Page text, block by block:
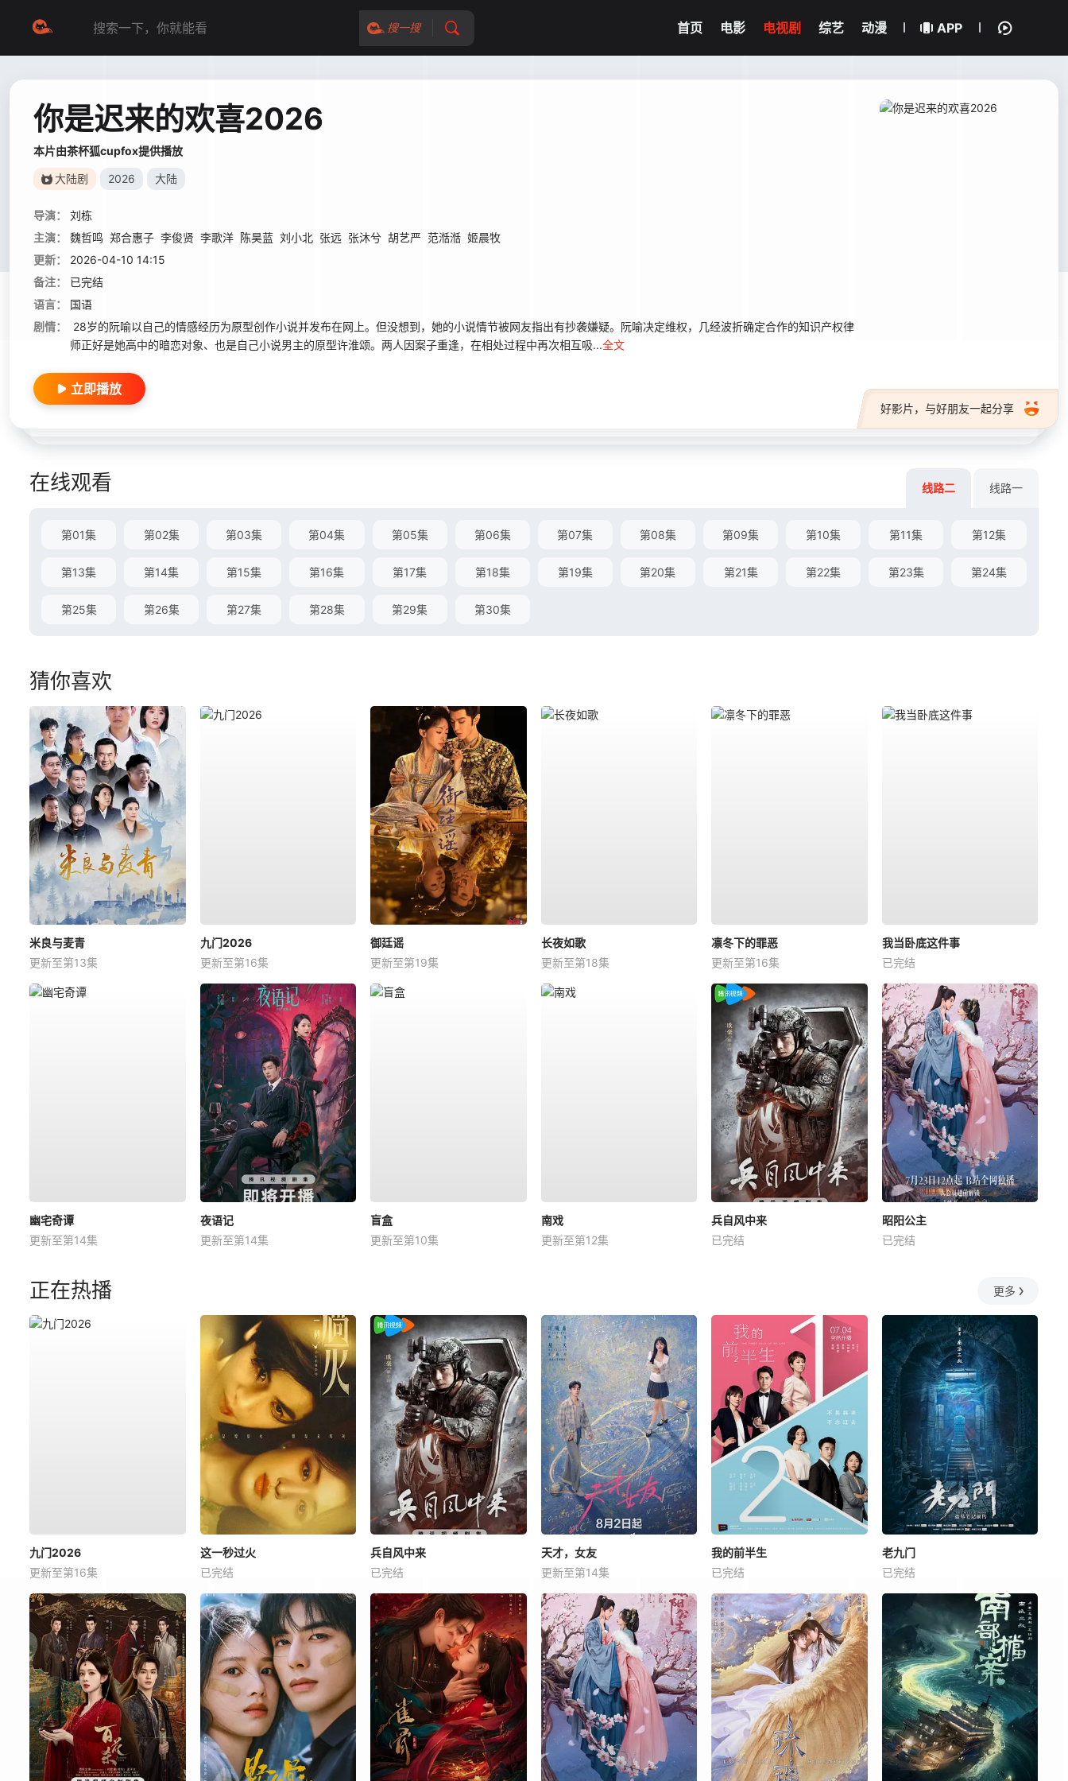
搜一搜 首页 电影 电视剧 综艺 动漫 APP
你是迟来的欢喜2026
本片由茶杯狐cupfox提供播放
大陆剧 2026 大陆
导演：
刘栋
主演：
魏哲鸣 郑合惠子 李俊贤 李歌洋 陈昊蓝 刘小北 张远 张沐兮 胡艺严 范湉湉 姬晨牧
更新：
2026-04-10 14:15
备注：
已完结
语言：
国语
剧情：
28岁的阮喻以自己的情感经历为原型创作小说并发布在网上。但没想到，她的小说情节被网友指出有抄袭嫌疑。阮喻决定维权，几经波折确定合作的知识产权律
师正好是她高中的暗恋对象、也是自己小说男主的原型许淮颂。两人因案子重逢，在相处过程中再次相互吸...全文
好影片，与好朋友一起分享
立即播放
在线观看 线路二 线路一
第01集 第02集 第03集 第04集 第05集 第06集 第07集 第08集 第09集 第10集 第11集 第12集
第13集 第14集 第15集 第16集 第17集 第18集 第19集 第20集 第21集 第22集 第23集 第24集
第25集 第26集 第27集 第28集 第29集 第30集
猜你喜欢
米良与麦青
更新至第13集
九门2026
更新至第16集
御廷谣
更新至第19集
长夜如歌
更新至第18集
凛冬下的罪恶
更新至第16集
我当卧底这件事
已完结
幽宅奇谭
更新至第14集
夜语记
更新至第14集
盲盒
更新至第10集
南戏
更新至第12集
兵自风中来
已完结
昭阳公主
已完结
正在热播 更多
九门2026
更新至第16集
这一秒过火
已完结
兵自风中来
已完结
天才，女友
更新至第14集
我的前半生
已完结
老九门
已完结